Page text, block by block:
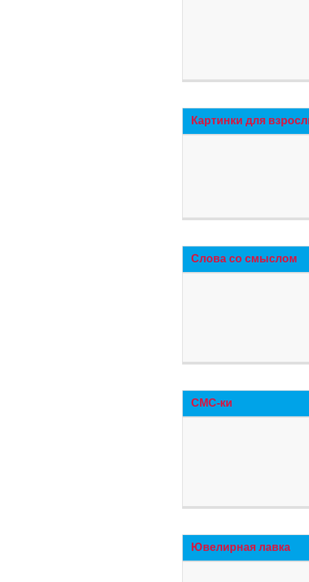
Картинки для
Слова со смыслом
СМС-ки
Ювелирная лавка